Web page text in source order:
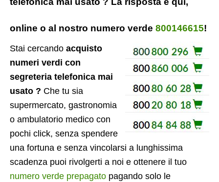
online o al nostro numero verde 800146615!
Stai cercando acquisto
numeri verdi con
segreteria telefonica mai
usato ? Che tu sia
supermercato, gastronomia
o ambulatorio medico con
pochi click, senza spendere
una fortuna e senza vincolarsi a lunghissima
scadenza puoi rivolgerti a noi e ottenere il tuo
numero verde prepagato pagando solo le